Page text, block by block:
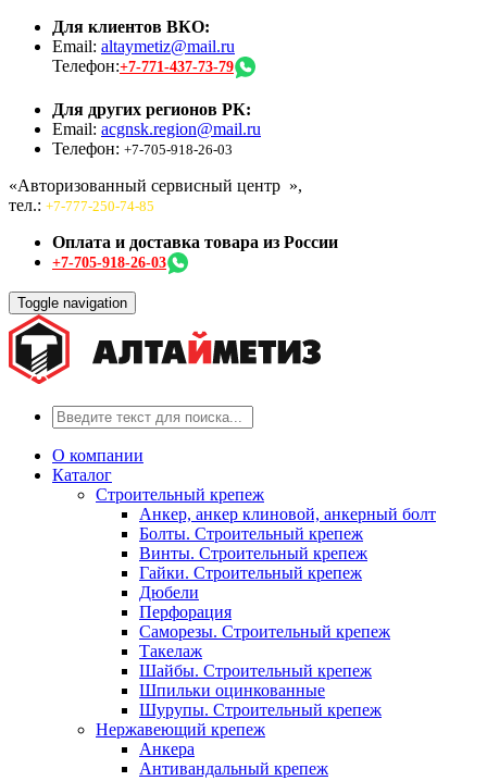
Для клиентов ВКО:
Email: altaymetiz@mail.ru
Телефон:+7-771-437-73-79
Для других регионов РК:
Email: acgnsk.region@mail.ru
Телефон: +7-705-918-26-03
«Авторизованный сервисный центр »,
тел.: +7-777-250-74-85
Оплата и доставка товара из России
+7-705-918-26-03
Toggle navigation
О компании
Каталог
Строительный крепеж
Анкер, анкер клиновой, анкерный болт
Болты. Строительный крепеж
Винты. Строительный крепеж
Гайки. Строительный крепеж
Дюбели
Перфорация
Саморезы. Строительный крепеж
Такелаж
Шайбы. Строительный крепеж
Шпильки оцинкованные
Шурупы. Строительный крепеж
Нержавеющий крепеж
Анкера
Антивандальный крепеж